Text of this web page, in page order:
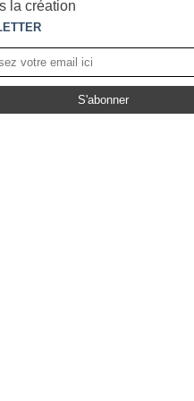
la création